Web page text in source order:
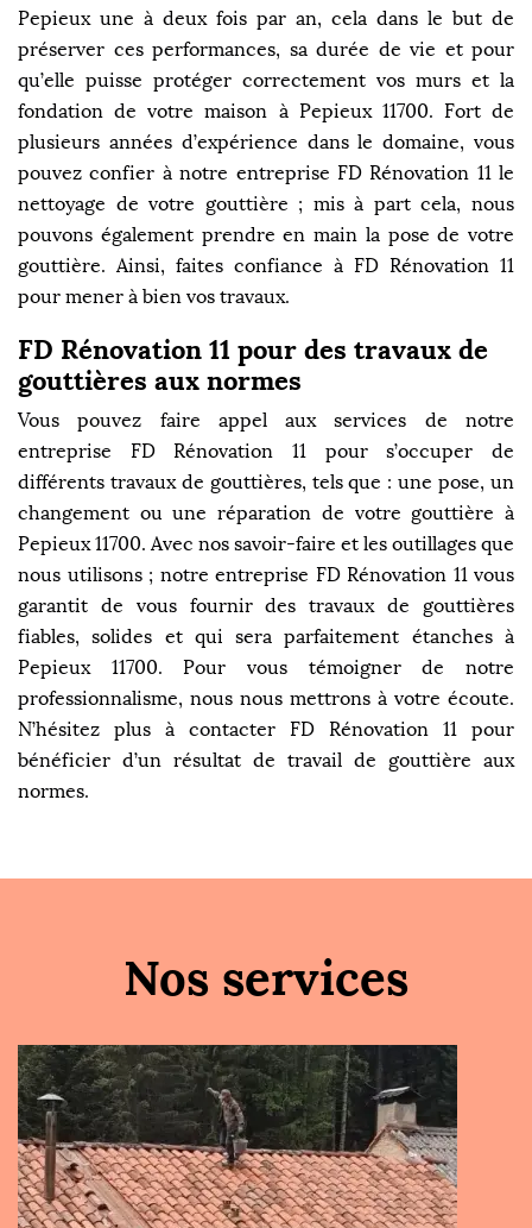
Pepieux une à deux fois par an, cela dans le but de
préserver ces performances, sa durée de vie et pour
qu’elle puisse protéger correctement vos murs et la
fondation de votre maison à Pepieux 11700. Fort de
plusieurs années d’expérience dans le domaine, vous
pouvez confier à notre entreprise FD Rénovation 11 le
nettoyage de votre gouttière ; mis à part cela, nous
pouvons également prendre en main la pose de votre
gouttière. Ainsi, faites confiance à FD Rénovation 11
pour mener à bien vos travaux.
FD Rénovation 11 pour des travaux de
gouttières aux normes
Vous pouvez faire appel aux services de notre
entreprise FD Rénovation 11 pour s’occuper de
différents travaux de gouttières, tels que : une pose, un
changement ou une réparation de votre gouttière à
Pepieux 11700. Avec nos savoir-faire et les outillages que
nous utilisons ; notre entreprise FD Rénovation 11 vous
garantit de vous fournir des travaux de gouttières
fiables, solides et qui sera parfaitement étanches à
Pepieux 11700. Pour vous témoigner de notre
professionnalisme, nous nous mettrons à votre écoute.
N’hésitez plus à contacter FD Rénovation 11 pour
bénéficier d’un résultat de travail de gouttière aux
normes.
Nos services